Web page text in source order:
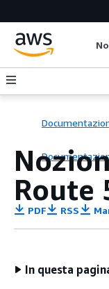
Route
PDF RSS
In questa